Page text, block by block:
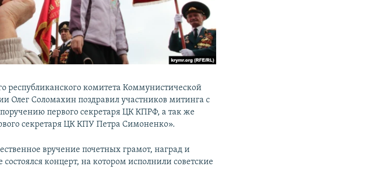
республиканского комитета Коммунистической
Олег Соломахин поздравил участников митинга с
первого секретаря ЦК КПРФ, а так же
секретаря ЦК КПУ Петра Симоненко».
вручение почетных грамот, наград и
концерт, на котором исполнили советские